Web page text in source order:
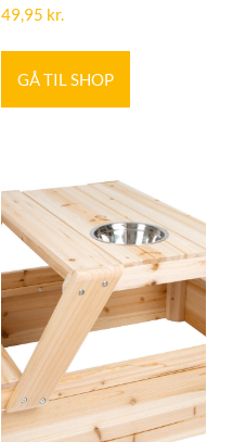
49,95 kr.
GÅ TIL SHOP